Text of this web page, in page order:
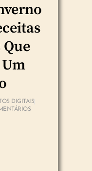
DIGITAIS